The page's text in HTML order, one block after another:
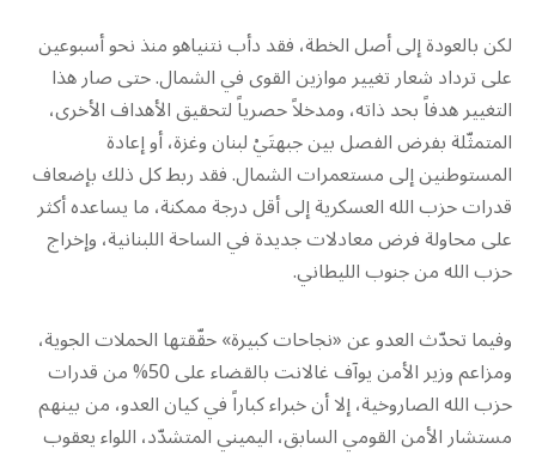
لكن بالعودة إلى أصل الخطة، فقد دأب نتنياهو منذ نحو أسبوعين
على ترداد شعار تغيير موازين القوى في الشمال. حتى صار هذا
التغيير هدفاً بحد ذاته، ومدخلاً حصرياً لتحقيق الأهداف الأخرى،
المتمثّلة بفرض الفصل بين جبهتَيْ لبنان وغزة، أو إعادة
المستوطنين إلى مستعمرات الشمال. فقد ربط كل ذلك بإضعاف
قدرات حزب الله العسكرية إلى أقل درجة ممكنة، ما يساعده أكثر
على محاولة فرض معادلات جديدة في الساحة اللبنانية، وإخراج
حزب الله من جنوب الليطاني.
وفيما تحدّث العدو عن «نجاحات كبيرة» حقّقتها الحملات الجوية،
ومزاعم وزير الأمن يوآف غالانت بالقضاء على 50% من قدرات
حزب الله الصاروخية، إلا أن خبراء كباراً في كيان العدو، من بينهم
مستشار الأمن القومي السابق، اليميني المتشدّد، اللواء يعقوب